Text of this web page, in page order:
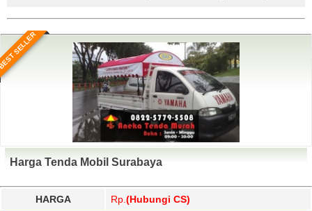
SELLER
Harga Tenda Mobil Surabaya
HARGA Rp. (Hubungi CS)